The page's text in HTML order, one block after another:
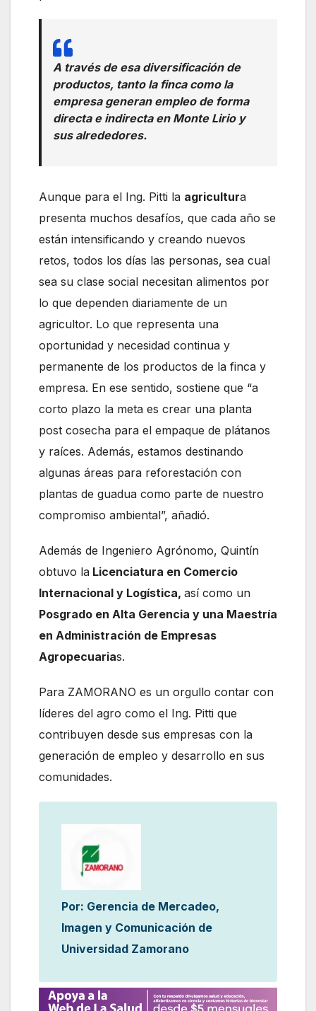
A través de esa diversificación de
productos, tanto la finca como la
empresa generan empleo de forma
directa e indirecta en Monte Lirio y
sus alrededores.
Aunque para el Ing. Pitti la agricultura
presenta muchos desafíos, que cada año se
están intensificando y creando nuevos
retos, todos los días las personas, sea cual
sea su clase social necesitan alimentos por
lo que dependen diariamente de un
agricultor. Lo que representa una
oportunidad y necesidad continua y
permanente de los productos de la finca y
empresa. En ese sentido, sostiene que “a
corto plazo la meta es crear una planta
post cosecha para el empaque de plátanos
y raíces. Además, estamos destinando
algunas áreas para reforestación con
plantas de guadua como parte de nuestro
compromiso ambiental”, añadió.
Además de Ingeniero Agrónomo, Quintín
obtuvo la Licenciatura en Comercio
Internacional y Logística, así como un
Posgrado en Alta Gerencia y una Maestría
en Administración de Empresas
Agropecuarias.
Para ZAMORANO es un orgullo contar con
líderes del agro como el Ing. Pitti que
contribuyen desde sus empresas con la
generación de empleo y desarrollo en sus
comunidades.
Por: Gerencia de Mercadeo,
Imagen y Comunicación de
Universidad Zamorano